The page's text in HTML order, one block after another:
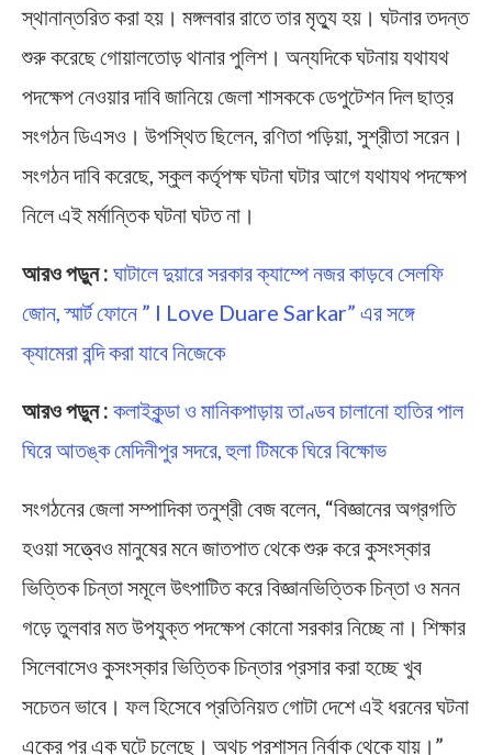
স্থানান্তরিত করা হয়। মঙ্গলবার রাতে তার মৃত্যু হয়। ঘটনার তদন্ত
শুরু করেছে গোয়ালতোড় থানার পুলিশ। অন্যদিকে ঘটনায় যথাযথ
পদক্ষেপ নেওয়ার দাবি জানিয়ে জেলা শাসককে ডেপুটেশন দিল ছাত্র
সংগঠন ডিএসও। উপস্থিত ছিলেন, রণিতা পড়িয়া, সুশ্রীতা সরেন।
সংগঠন দাবি করেছে, স্কুল কর্তৃপক্ষ ঘটনা ঘটার আগে যথাযথ পদক্ষেপ
নিলে এই মর্মান্তিক ঘটনা ঘটত না।
আরও পড়ুন : ঘাটালে দুয়ারে সরকার ক্যাম্পে নজর কাড়বে সেলফি
জোন, স্মার্ট ফোনে ” I Love Duare Sarkar” এর সঙ্গে
ক্যামেরা বন্দি করা যাবে নিজেকে
আরও পড়ুন : কলাইকুন্ডা ও মানিকপাড়ায় তাণ্ডব চালানো হাতির পাল
ঘিরে আতঙ্ক মেদিনীপুর সদরে, হুলা টিমকে ঘিরে বিক্ষোভ
সংগঠনের জেলা সম্পাদিকা তনুশ্রী বেজ বলেন, “বিজ্ঞানের অগ্রগতি
হওয়া সত্ত্বেও মানুষের মনে জাতপাত থেকে শুরু করে কুসংস্কার
ভিত্তিক চিন্তা সমূলে উৎপাটিত করে বিজ্ঞানভিত্তিক চিন্তা ও মনন
গড়ে তুলবার মত উপযুক্ত পদক্ষেপ কোনো সরকার নিচ্ছে না। শিক্ষার
সিলেবাসেও কুসংস্কার ভিত্তিক চিন্তার প্রসার করা হচ্ছে খুব
সচেতন ভাবে। ফল হিসেবে প্রতিনিয়ত গোটা দেশে এই ধরনের ঘটনা
একের পর এক ঘটে চলেছে। অথচ প্রশাসন নির্বাক থেকে যায়।”